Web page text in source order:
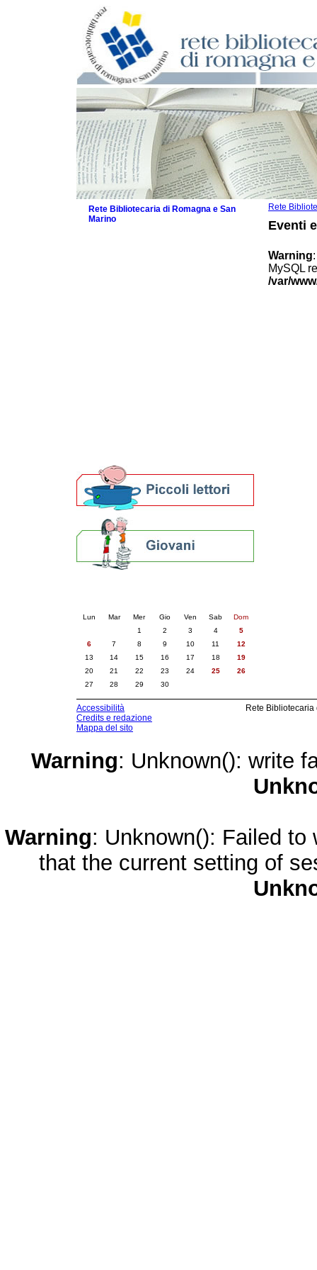
Rete
Eventi
Warning
MySQL
/var/
Rete Bibliotecaria di Romagna e San
Marino
Lun Mar Mer Gio Ven Sab
Dom
1
2 3 4
5
6
7 8 9 10 11
12
13
14 15 16 17 18
19
20
21 22 23 24 25
26
27
28 29 30
Accessibilità
Credits e redazione
Mappa del sito
Rete
Warning: Unknown(): write
Warning: Unknown(): Failed
that the current setting of